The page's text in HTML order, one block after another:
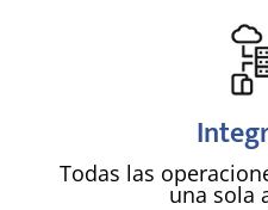
Todas las
una sola